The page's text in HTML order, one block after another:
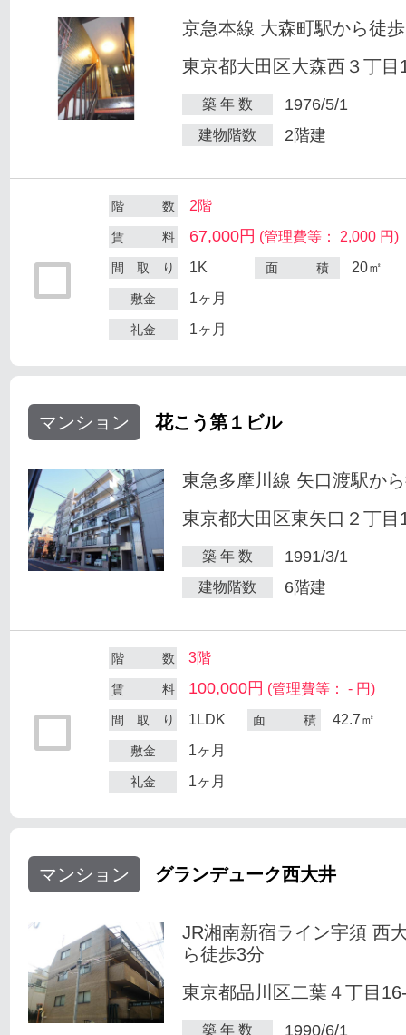
京急本線 大森町駅から徒
東京都大田区大森西３丁目
築 年 数 1976/5/1
建物階数 2階建
階 数 2階
賃 料 67,000円 (管理費等： 2,000 円)
間 取 り 1K 面 積 20㎡
敷金 1ヶ月
礼金 1ヶ月
マンション 花こう第１ビル
東急多摩川線 矢口渡駅か
東京都大田区東矢口２丁目
築 年 数 1991/3/1
建物階数 6階建
階 数 3階
賃 料 100,000円 (管理費等： - 円)
間 取 り 1LDK 面 積 42.7㎡
敷金 1ヶ月
礼金 1ヶ月
マンション グランデューク西大井
JR湘南新宿ライン宇須 西
ら徒歩3分
東京都品川区二葉４丁目
築 年 数 1990/6/1